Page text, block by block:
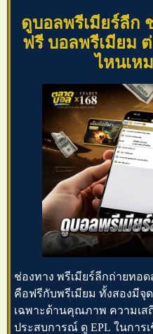
ดูบอลพรีเมียร์ลีก
ฟรี บอลพรีเมียม
ไหนเห
ช่องทาง พรีเมียร์ลีกถ่ายทอ
คือฟรีกับพรีเมียม ทั้งสองมีจุ
เฉพาะด้านคุณภาพ ความเส
ประสบการณ์ ดู EPL ในการ